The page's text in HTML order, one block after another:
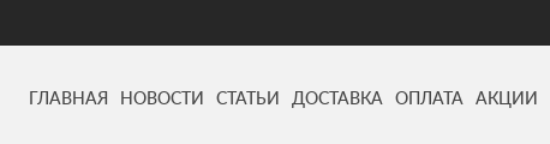
ГЛАВНАЯ НОВОСТИ СТАТЬИ ДОСТАВКА ОПЛАТА АКЦИИ